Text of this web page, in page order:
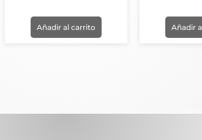
Añadir al carrito Añadir